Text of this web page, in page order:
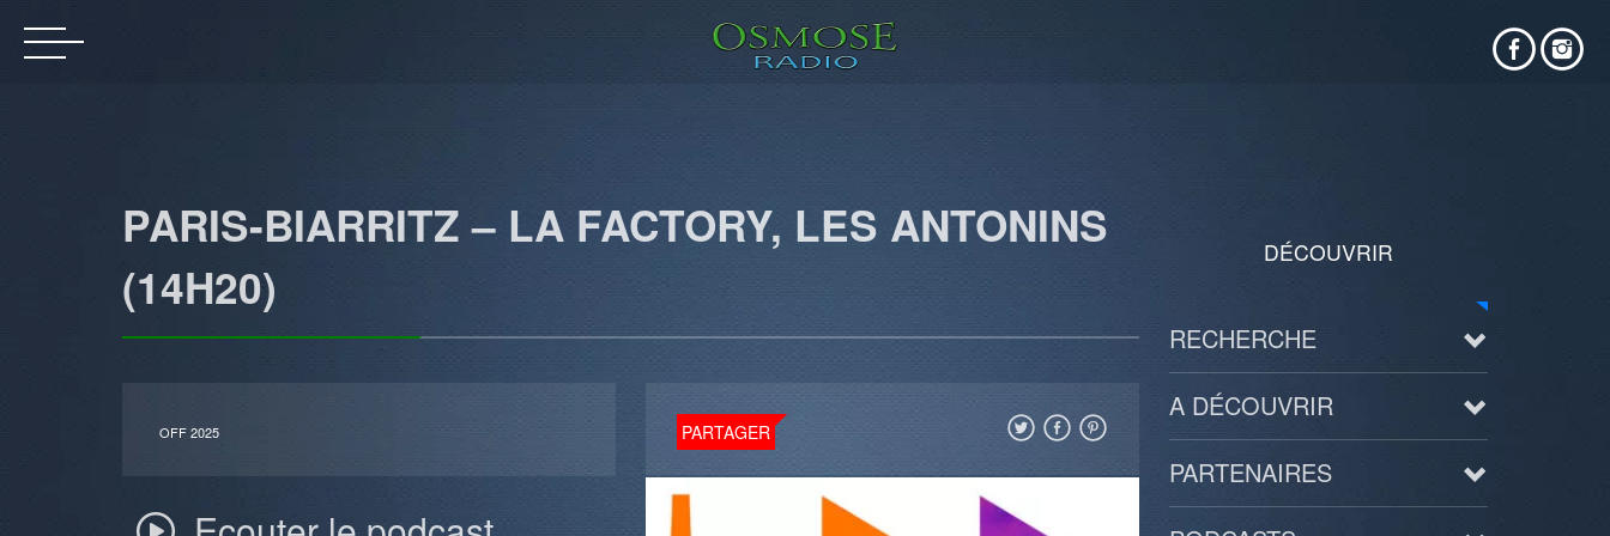
PARIS-BIARRITZ – LA FACTORY, LES ANTONINS
(14H20)
OFF 2025 PARTAGER
DÉCOUVRIR
RECHERCHE
A DÉCOUVRIR
PARTENAIRES